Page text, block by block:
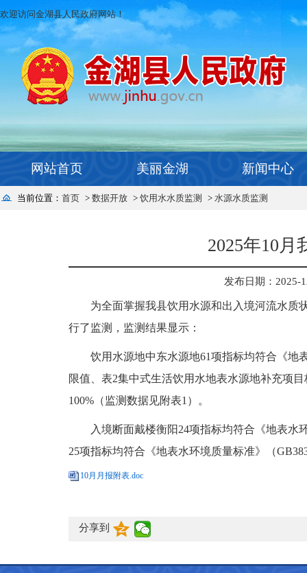
欢迎访问金湖县人民政府网站！
网站首页 美丽金湖 新闻中心
当前位置： 首页 > 数据开放 > 饮用水水质监测 > 水源水质监测
2025年10
发布日期：2025-
为全面掌握我县饮用水源和出入境河流水质
行了监测，监测结果显示：
饮用水源地中东水源地61项指标均符合《地
限值、表2集中式生活饮用水地表水源地补充项
100%（监测数据见附表1）。
入境断面戴楼衡阳24项指标均符合《地表水
25项指标均符合《地表水环境质量标准》（
10月月报附表.doc
分享到